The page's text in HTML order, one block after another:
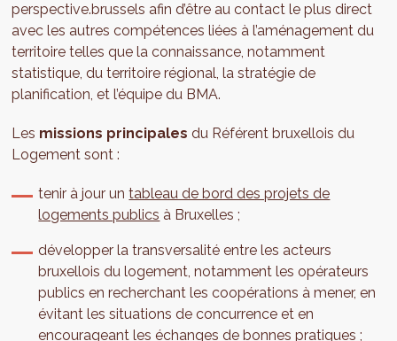
perspective.brussels afin d’être au contact le plus direct
avec les autres compétences liées à l’aménagement du
territoire telles que la connaissance, notamment
statistique, du territoire régional, la stratégie de
planification, et l’équipe du BMA.
Les missions principales du Référent bruxellois du
Logement sont :
tenir à jour untableau de bord des projets de
logements publics à Bruxelles ;
développer la transversalité entre les acteurs
bruxellois du logement, notamment les opérateurs
publics en recherchant les coopérations à mener, en
évitant les situations de concurrence et en
encourageant les échanges de bonnes pratiques ;